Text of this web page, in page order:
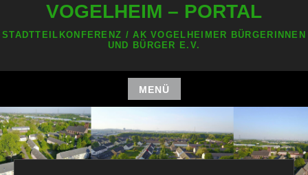
VOGELHEIM – PORTAL
STADTTEILKONFERENZ / AK VOGELHEIMER BÜRGERINNEN
UND BÜRGER E.V.
MENÜ
Zum
Inhalt
springen